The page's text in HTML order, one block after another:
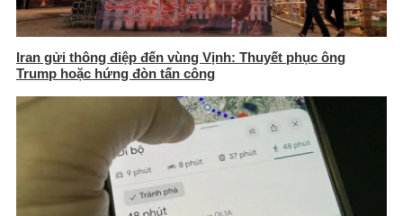
Iran gửi thông điệp đến vùng Vịnh: Thuyết phục ông
Trump hoặc hứng đòn tấn công